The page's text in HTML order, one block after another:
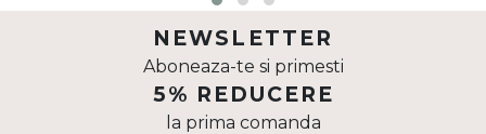
NEWSLETTER
Aboneaza-te si primesti
5% REDUCERE
la prima comanda